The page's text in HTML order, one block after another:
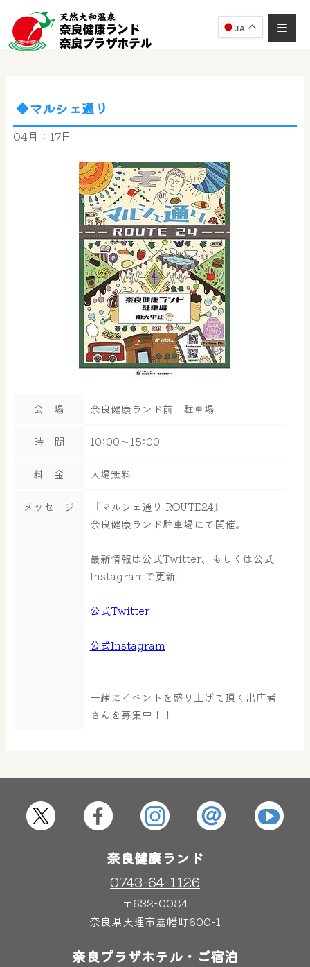
JA
大浴場
屋内レジャープール
奈良わんぱくランド
ボディケア
◆マルシェ通り
04月：17日
会 場 奈良健康ランド前 駐車場
時 間 10:00～15:00
料 金 入場無料
メッセージ
『マルシェ通り ROUTE24』
奈良健康ランド駐車場にて開催。
最新情報は公式Twitter、もしくは公式
Instagramで更新！
公式Twitter
公式Instagram
一緒にイベントを盛り上げて頂く出店者
さんを募集中！！
奈良健康ランド
0743-64-1126
〒632-0084
奈良県天理市嘉幡町600-1
奈良プラザホテル・ご宿泊
奈良健康ランド AIコンシェルジュです。
ご質問をお伺いします。